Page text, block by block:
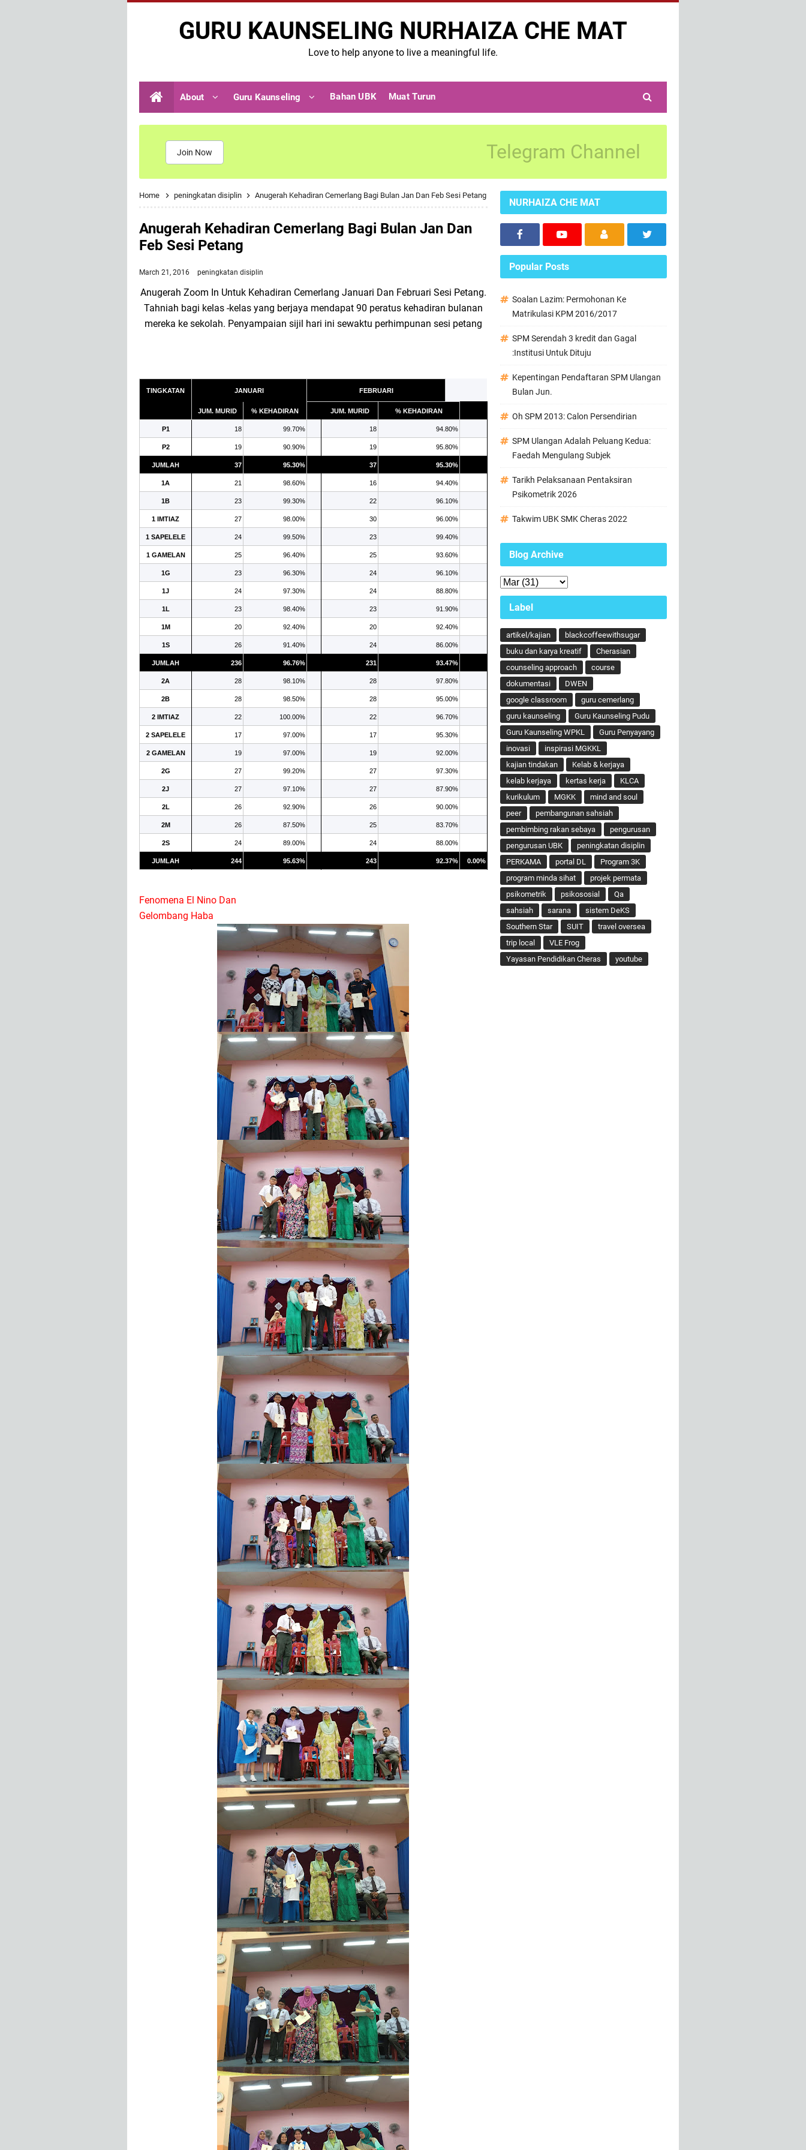
GURU KAUNSELING NURHAIZA CHE MAT
Love to help anyone to live a meaningful life.
About Guru Kaunseling Bahan UBK Muat Turun
Join Now Telegram Channel
Home peningkatan disiplin Anugerah Kehadiran Cemerlang Bagi Bulan Jan Dan Feb Sesi Petang
Anugerah Kehadiran Cemerlang Bagi Bulan Jan Dan
Feb Sesi Petang
March 21, 2016 peningkatan disiplin
Anugerah Zoom In Untuk Kehadiran Cemerlang Januari Dan Februari Sesi Petang.
Tahniah bagi kelas -kelas yang berjaya mendapat 90 peratus kehadiran bulanan
mereka ke sekolah. Penyampaian sijil hari ini sewaktu perhimpunan sesi petang
TINGKATAN JANUARI FEBRUARI
JUM. MURID % KEHADIRAN JUM. MURID % KEHADIRAN
P1 18 99.70% 18 94.80%
P2 19 90.90% 19 95.80%
JUMLAH 37 95.30% 37 95.30%
1A 21 98.60% 16 94.40%
1B 23 99.30% 22 96.10%
1 IMTIAZ 27 98.00% 30 96.00%
1 SAPELELE 24 99.50% 23 99.40%
1 GAMELAN 25 96.40% 25 93.60%
1G 23 96.30% 24 96.10%
1J 24 97.30% 24 88.80%
1L 23 98.40% 23 91.90%
1M 20 92.40% 20 92.40%
1S 26 91.40% 24 86.00%
JUMLAH 236 96.76% 231 93.47%
2A 28 98.10% 28 97.80%
2B 28 98.50% 28 95.00%
2 IMTIAZ 22 100.00% 22 96.70%
2 SAPELELE 17 97.00% 17 95.30%
2 GAMELAN 19 97.00% 19 92.00%
2G 27 99.20% 27 97.30%
2J 27 97.10% 27 87.90%
2L 26 92.90% 26 90.00%
2M 26 87.50% 25 83.70%
2S 24 89.00% 24 88.00%
JUMLAH 244 95.63% 243 92.37% 0.00%
Fenomena El Nino Dan
Gelombang Haba
NURHAIZA CHE MAT
Popular Posts
Soalan Lazim: Permohonan Ke
Matrikulasi KPM 2016/2017
SPM Serendah 3 kredit dan Gagal
:Institusi Untuk Dituju
Kepentingan Pendaftaran SPM Ulangan
Bulan Jun.
Oh SPM 2013: Calon Persendirian
SPM Ulangan Adalah Peluang Kedua:
Faedah Mengulang Subjek
Tarikh Pelaksanaan Pentaksiran
Psikometrik 2026
Takwim UBK SMK Cheras 2022
Blog Archive
Label
artikel/kajian
blackcoffeewithsugar
buku dan karya kreatif
Cherasian
counseling approach
course
dokumentasi
DWEN
google classroom
guru cemerlang
guru kaunseling
Guru Kaunseling Pudu
Guru Kaunseling WPKL
Guru Penyayang
inovasi
inspirasi MGKKL
kajian tindakan
Kelab & kerjaya
kelab kerjaya
kertas kerja
KLCA
kurikulum
MGKK
mind and soul
peer
pembangunan sahsiah
pembimbing rakan sebaya
pengurusan
pengurusan UBK
peningkatan disiplin
PERKAMA
portal DL
Program 3K
program minda sihat
projek permata
psikometrik
psikososial
Qa
sahsiah
sarana
sistem DeKS
Southern Star
SUIT
travel oversea
trip local
VLE Frog
Yayasan Pendidikan Cheras
youtube